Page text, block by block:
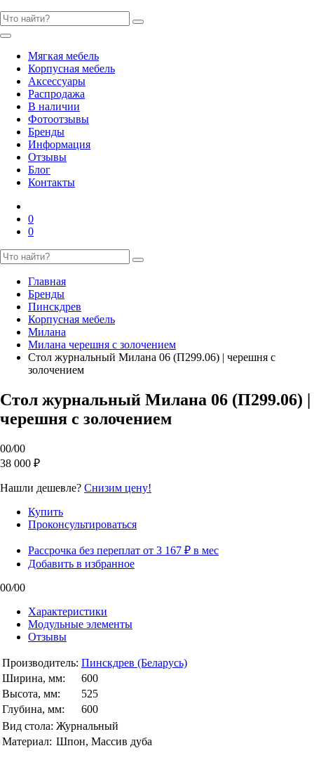
Мягкая мебель
Корпусная мебель
Аксессуары
Распродажа
В наличии
Фотоотзывы
Бренды
Информация
Отзывы
Блог
Контакты
0
0
Главная
Бренды
Пинскдрев
Корпусная мебель
Милана
Милана черешня с золочением
Стол журнальный Милана 06 (П299.06) | черешня с
золочением
Стол журнальный Милана 06 (П299.06) |
черешня с золочением
00/00
38 000 ₽
Нашли дешевле? Снизим цену!
Купить
Проконсультироваться
Рассрочка без переплат от 3 167 ₽ в мес
Добавить в избранное
00/00
Характеристики
Модульные элементы
Отзывы
Производитель: Пинскдрев (Беларусь)
Ширина, мм:
600
Высота, мм:
525
Глубина, мм:
600
Вид стола: Журнальный
Материал: Шпон, Массив дуба